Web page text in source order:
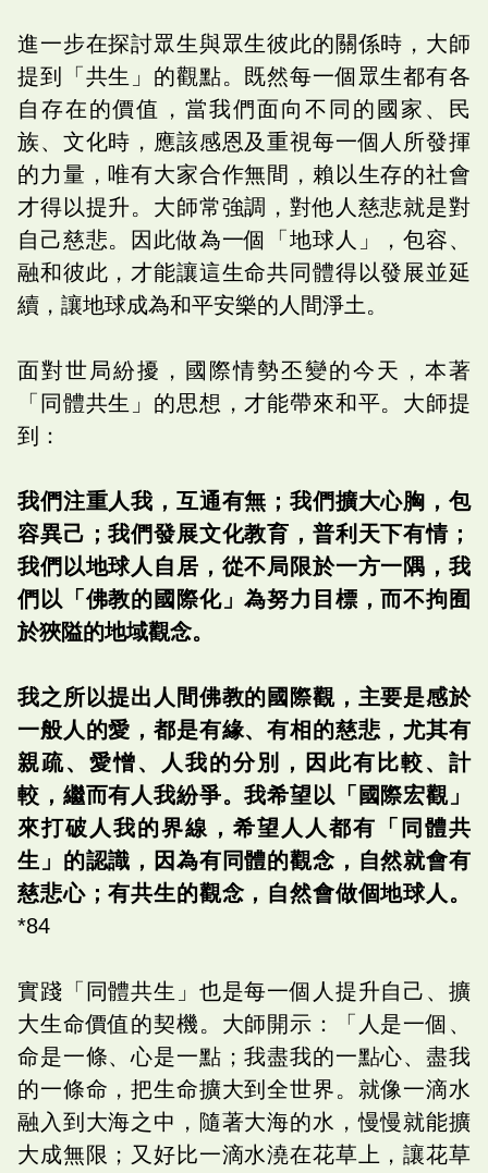
進一步在探討眾生與眾生彼此的關係時，大師
提到「共生」的觀點。既然每一個眾生都有各
自存在的價值，當我們面向不同的國家、民
族、文化時，應該感恩及重視每一個人所發揮
的力量，唯有大家合作無間，賴以生存的社會
才得以提升。大師常強調，對他人慈悲就是對
自己慈悲。因此做為一個「地球人」，包容、
融和彼此，才能讓這生命共同體得以發展並延
續，讓地球成為和平安樂的人間淨土。
面對世局紛擾，國際情勢丕變的今天，本著
「同體共生」的思想，才能帶來和平。大師提
到：
我們注重人我，互通有無；我們擴大心胸，包
容異己；我們發展文化教育，普利天下有情；
我們以地球人自居，從不局限於一方一隅，我
們以「佛教的國際化」為努力目標，而不拘囿
於狹隘的地域觀念。
我之所以提出人間佛教的國際觀，主要是感於
一般人的愛，都是有緣、有相的慈悲，尤其有
親疏、愛憎、人我的分別，因此有比較、計
較，繼而有人我紛爭。我希望以「國際宏觀」
來打破人我的界線，希望人人都有「同體共
生」的認識，因為有同體的觀念，自然就會有
慈悲心；有共生的觀念，自然會做個地球人。
*84
實踐「同體共生」也是每一個人提升自己、擴
大生命價值的契機。大師開示：「人是一個、
命是一條、心是一點；我盡我的一點心、盡我
的一條命，把生命擴大到全世界。就像一滴水
融入到大海之中，隨著大海的水，慢慢就能擴
大成無限；又好比一滴水澆在花草上，讓花草